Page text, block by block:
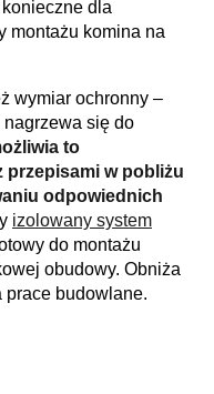
dla
montażu komina na
wymiar ochronny –
nagrzewa się do
to
przepisami w pobliżu
odpowiednich
izolowany system
do montażu
obudowy. Obniża
prace budowlane.